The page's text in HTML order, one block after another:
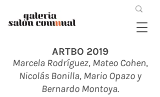
ARTBO 2019
Marcela Rodríguez, Mateo Cohen,
Nicolás Bonilla, Mario Opazo y
Bernardo Montoya.